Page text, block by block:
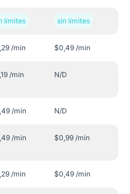
límites sin límites
/min $0,49 /min
/min N/D
/min N/D
/min $0,99 /min
/min $0,49 /min